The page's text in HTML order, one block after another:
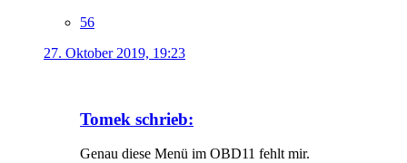
56
27. Oktober 2019, 19:23
Tomek schrieb:
Genau diese Menü im OBD11 fehlt mir.